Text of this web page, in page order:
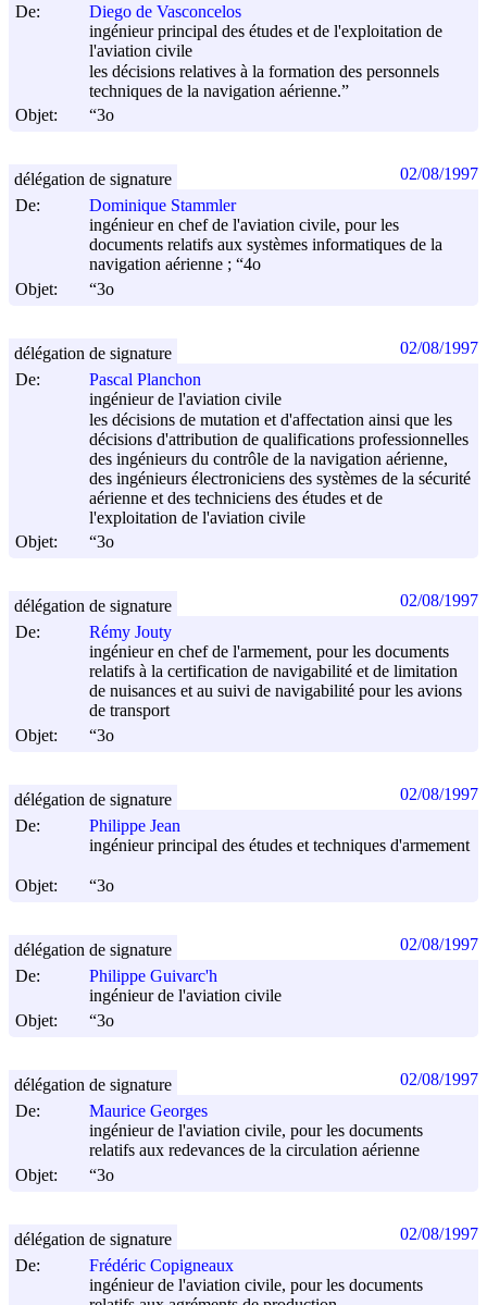
De:
Diego de Vasconcelos
ingénieur principal des études et de l'exploitation de
l'aviation civile
les décisions relatives à la formation des personnels
techniques de la navigation aérienne.”
Objet:
“3o
De:
Dominique Stammler
ingénieur en chef de l'aviation civile, pour les
documents relatifs aux systèmes informatiques de la
navigation aérienne ; “4o
Objet:
“3o
délégation de signature 02/08/1997
De:
Pascal Planchon
ingénieur de l'aviation civile
les décisions de mutation et d'affectation ainsi que les
décisions d'attribution de qualifications professionnelles
des ingénieurs du contrôle de la navigation aérienne,
des ingénieurs électroniciens des systèmes de la sécurité
aérienne et des techniciens des études et de
l'exploitation de l'aviation civile
Objet:
“3o
délégation de signature 02/08/1997
De:
Rémy Jouty
ingénieur en chef de l'armement, pour les documents
relatifs à la certification de navigabilité et de limitation
de nuisances et au suivi de navigabilité pour les avions
de transport
Objet:
“3o
délégation de signature 02/08/1997
De:
Philippe Jean
ingénieur principal des études et techniques d'armement
Objet: “3o
délégation de signature 02/08/1997
De:
Philippe Guivarc'h
ingénieur de l'aviation civile
Objet:
“3o
délégation de signature 02/08/1997
De:
Maurice Georges
ingénieur de l'aviation civile, pour les documents
relatifs aux redevances de la circulation aérienne
Objet:
“3o
délégation de signature 02/08/1997
De:
Frédéric Copigneaux
ingénieur de l'aviation civile, pour les documents
délégation de signature 02/08/1997